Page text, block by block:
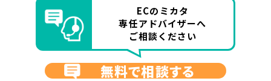
ECのミカタ
専任アドバイザーへ
ご相談ください
無料で相談する